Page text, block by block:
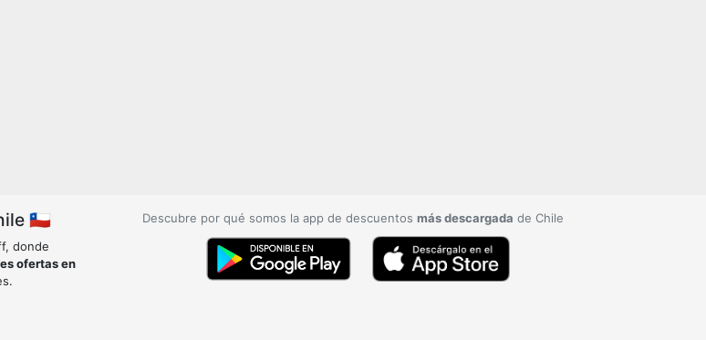
🇨🇱
donde
ofertas en
Descubre por qué somos la app de descuentos más descargada de Chile